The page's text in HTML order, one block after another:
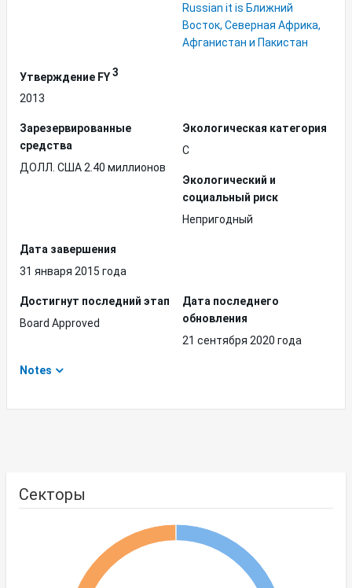
Russian it is Ближний
Восток, Северная Африка,
Афганистан и Пакистан
Утверждение FY3
2013
Зарезервированные
средства
ДОЛЛ. США 2.40 миллионов
Экологическая категория
C
Экологический и
социальный риск
Непригодный
Дата завершения
31 января 2015 года
Достигнут последний этап
Board Approved
Дата последнего
обновления
21 сентября 2020 года
Notes
Секторы